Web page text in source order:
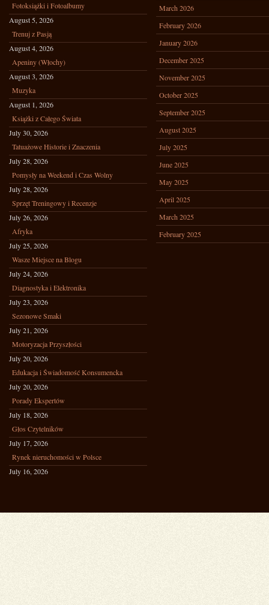
Fotoksiążki i Fotoalbumy
August 5, 2026
Trenuj z Pasją
August 4, 2026
Apeniny (Włochy)
August 3, 2026
Muzyka
August 1, 2026
Książki z Całego Świata
July 30, 2026
Tatuażowe Historie i Znaczenia
July 28, 2026
Pomysły na Weekend i Czas Wolny
July 28, 2026
Sprzęt Treningowy i Recenzje
July 26, 2026
Afryka
July 25, 2026
Wasze Miejsce na Blogu
July 24, 2026
Diagnostyka i Elektronika
July 23, 2026
Sezonowe Smaki
July 21, 2026
Motoryzacja Przyszłości
July 20, 2026
Edukacja i Świadomość Konsumencka
July 20, 2026
Porady Ekspertów
July 18, 2026
Głos Czytelników
July 17, 2026
Rynek nieruchomości w Polsce
July 16, 2026
March 2026
February 2026
January 2026
December 2025
November 2025
October 2025
September 2025
August 2025
July 2025
June 2025
May 2025
April 2025
March 2025
February 2025